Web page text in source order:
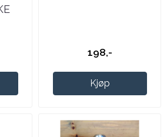
198,-
Kjøp